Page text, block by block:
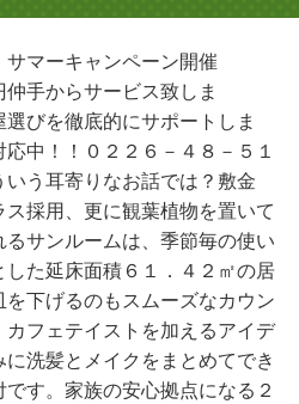
サマーキャンペーン開催
手からサービス致しま
びを徹底的にサポートしま
中！！０２２６－４８－５１
いう耳寄りなお話では？敷金
ス採用、更に観葉植物を置いて
サンルームは、季節毎の使い
た延床面積６１．４２㎡の居
下げるのもスムーズなカウン
フェテイストを加えるアイデ
洗髪とメイクをまとめてでき
す。家族の安心拠点になる２